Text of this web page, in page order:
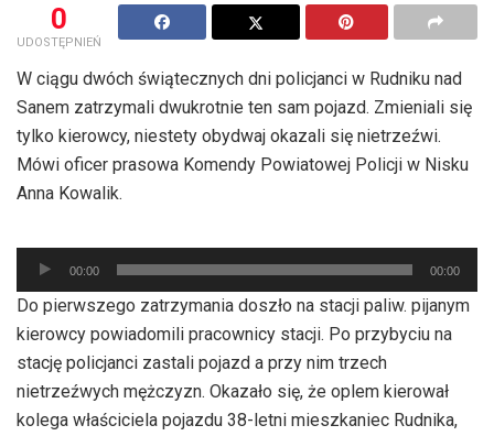
0
UDOSTĘPNIEŃ
W ciągu dwóch świątecznych dni policjanci w Rudniku nad
Sanem zatrzymali dwukrotnie ten sam pojazd. Zmieniali się
tylko kierowcy, niestety obydwaj okazali się nietrzeźwi.
Mówi oficer prasowa Komendy Powiatowej Policji w Nisku
Anna Kowalik.
Odtwarzacz
plików
dźwiękowych
00:00 00:00
Do pierwszego zatrzymania doszło na stacji paliw. pijanym
kierowcy powiadomili pracownicy stacji. Po przybyciu na
stację policjanci zastali pojazd a przy nim trzech
nietrzeźwych mężczyzn. Okazało się, że oplem kierował
kolega właściciela pojazdu 38-letni mieszkaniec Rudnika,